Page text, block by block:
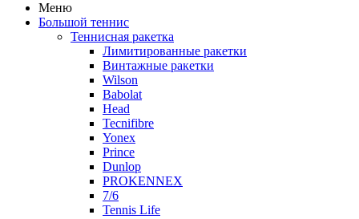
Меню
Большой теннис
Теннисная ракетка
Лимитированные ракетки
Винтажные ракетки
Wilson
Babolat
Head
Tecnifibre
Yonex
Prince
Dunlop
PROKENNEX
7/6
Tennis Life